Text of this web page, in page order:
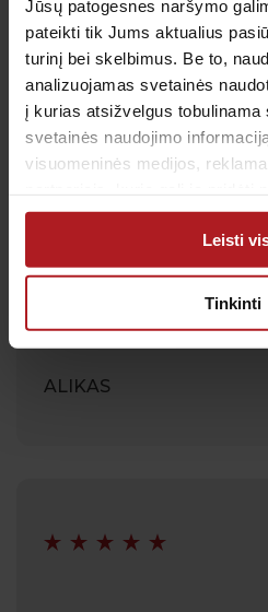
Jūsų patogesnes naršymo
pateikti tik Jums aktualius
turinį bei skelbimus. Be to,
analizuojamas svetainės
į kurias atsižvelgus tobulinama
svetainės naudojimo
visuomeninės medijos,
arba naudojant paslaugas
Leisti
Tinkinti
Darbuotoja kuri ėmė
Stengėsi,kad
DEIVIDAS
ALIKAS